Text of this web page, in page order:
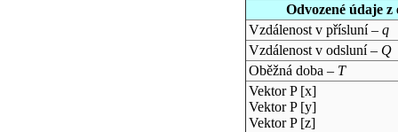
Odvozené údaje
Vzdálenost v přísluní – q
Vzdálenost v odsluní – Q
Oběžná doba – T
Vektor P [x]
Vektor P [y]
Vektor P [z]